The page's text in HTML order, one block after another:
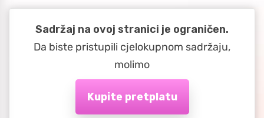
Sadržaj na ovoj stranici je ograničen.
Da biste pristupili cjelokupnom sadržaju,
molimo
Kupite pretplatu